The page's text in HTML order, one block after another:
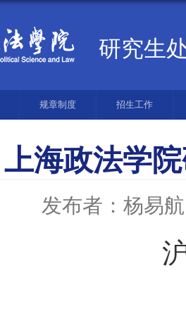
研究生
规章制度 招生工作
上海政法学
发布者：杨易航